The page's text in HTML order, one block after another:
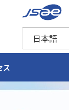
ス